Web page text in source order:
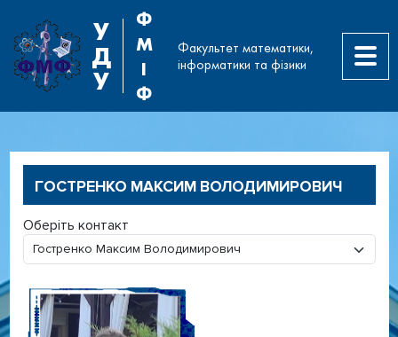
У
Д
У
Ф
М
І
Ф
Факультет математики,
інформатики та фізики
ГОСТРЕНКО МАКСИМ ВОЛОДИМИРОВИЧ
Оберіть контакт